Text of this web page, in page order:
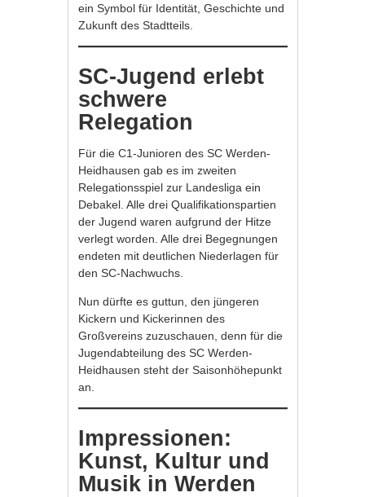
ein Symbol für Identität, Geschichte und
Zukunft des Stadtteils.
SC-Jugend erlebt
schwere
Relegation
Für die C1-Junioren des SC Werden-
Heidhausen gab es im zweiten
Relegationsspiel zur Landesliga ein
Debakel. Alle drei Qualifikationspartien
der Jugend waren aufgrund der Hitze
verlegt worden. Alle drei Begegnungen
endeten mit deutlichen Niederlagen für
den SC-Nachwuchs.
Nun dürfte es guttun, den jüngeren
Kickern und Kickerinnen des
Großvereins zuzuschauen, denn für die
Jugendabteilung des SC Werden-
Heidhausen steht der Saisonhöhepunkt
an.
Impressionen:
Kunst, Kultur und
Musik in Werden